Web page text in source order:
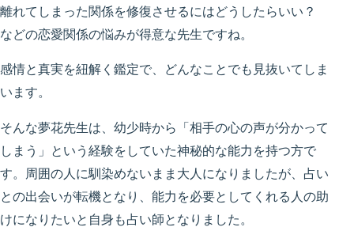
離れてしまった関係を修復させるにはどうしたらいい？
などの恋愛関係の悩みが得意な先生ですね。
感情と真実を紐解く鑑定で、どんなことでも見抜いてしま
います。
そんな夢花先生は、幼少時から「相手の心の声が分かって
しまう」という経験をしていた神秘的な能力を持つ方で
す。周囲の人に馴染めないまま大人になりましたが、占い
との出会いが転機となり、能力を必要としてくれる人の助
けになりたいと自身も占い師となりました。